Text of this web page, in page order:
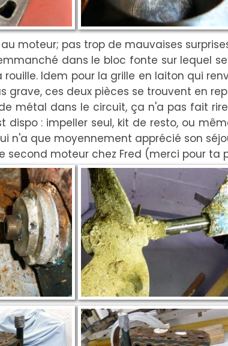
moteur; pas trop de mauvaises
dans le bloc fonte sur lequel
Idem pour la grille en laiton qui
grave, ces deux pièces se trouvent en
métal dans le circuit, ça n'a pas fait
dispo : impeller seul, kit de resto, ou
n'a que moyennement apprécié son
second moteur chez Fred (merci pour